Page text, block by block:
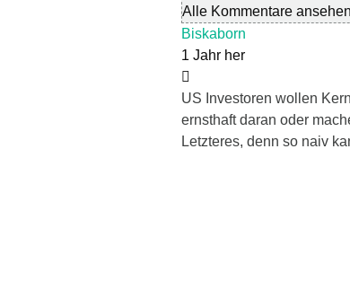
Alle Kommentare ansehen
Biskaborn
1 Jahr her
US Investoren wollen
ernsthaft daran oder
Letzteres, denn so naiv